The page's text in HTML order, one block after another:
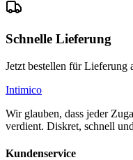
Schnelle Lieferung
Jetzt bestellen für Lieferung
Intimico
Wir glauben, dass jeder
verdient. Diskret, schnell
Kundenservice